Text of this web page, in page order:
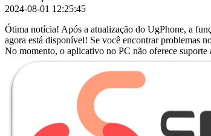
2024-08-01 12:25:45
Ótima notícia! Após a atualização do UgPhone, a
agora está disponível! Se você encontrar problemas
No momento, o aplicativo no PC não oferece